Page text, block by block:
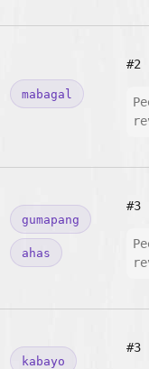
mabagal
#2
gumapang
ahas
#3
kabayo
#3